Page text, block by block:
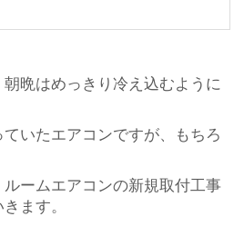
晩はめっきり冷え込むように
いたエアコンですが、もちろ
ルームエアコンの新規取付工事
ます。